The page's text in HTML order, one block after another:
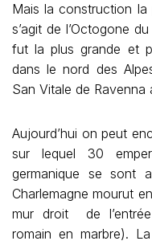
Mais la construction
s’agit de l’Octogone
fut la plus grande et
dans le nord des
San Vitale de
Aujourd’hui on peut
sur lequel 30
germanique se sont
Charlemagne mourut
mur droit de
romain en marbre).